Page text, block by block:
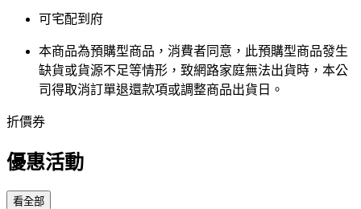
可宅配到府
本商品為預購型商品，消費者同意，此預購型商品發生
缺貨或貨源不足等情形，​致網路家庭無法出貨時，本公
司得取消訂單退還款項或調整商品出貨日。
折價券
優惠活動
看全部